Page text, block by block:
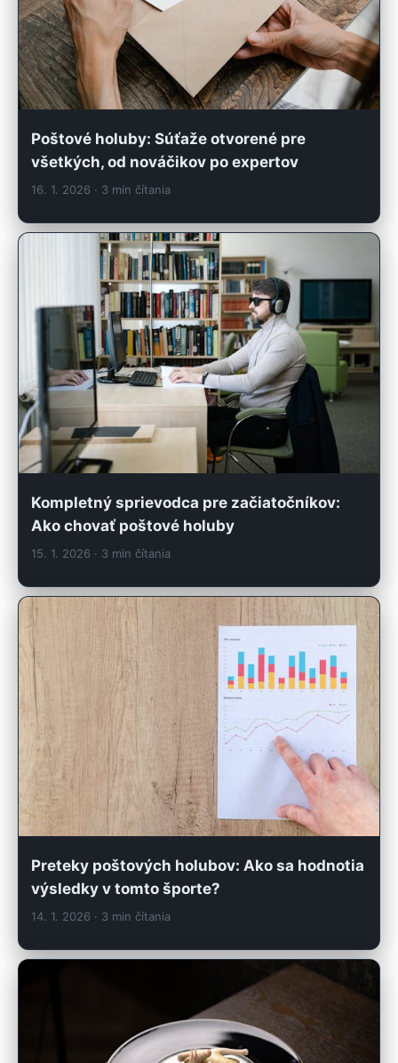
Poštové holuby: Súťaže otvorené pre
všetkých, od nováčikov po expertov
16. 1. 2026 · 3 min čítania
Kompletný sprievodca pre začiatočníkov:
Ako chovať poštové holuby
15. 1. 2026 · 3 min čítania
Preteky poštových holubov: Ako sa hodnotia
výsledky v tomto športe?
14. 1. 2026 · 3 min čítania